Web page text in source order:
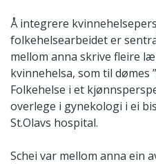
Å integrere
folkehelsearbeidet er
mellom anna skrive fleire
kvinnehelsa, som til dømes
Folkehelse i et
overlege i gynekologi i ei
St.Olavs hospital.
Schei var mellom anna ein